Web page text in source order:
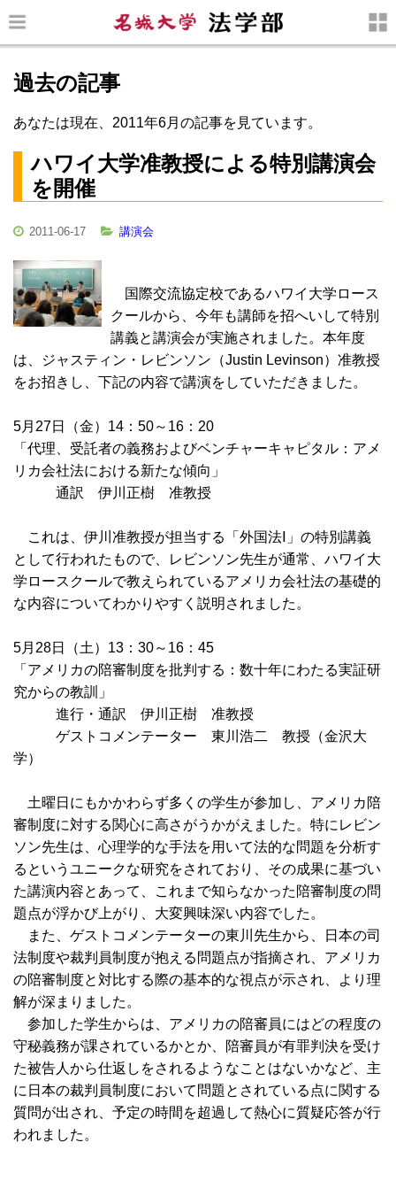
過去の記事
あなたは現在、2011年6月の記事を見ています。
ハワイ大学准教授による特別講演会
を開催
2011-06-17 講演会
国際交流協定校であるハワイ大学ロース
クールから、今年も講師を招へいして特別
講義と講演会が実施されました。本年度
は、ジャスティン・レビンソン（Justin Levinson）准教授
をお招きし、下記の内容で講演をしていただきました。
5月27日（金）14：50～16：20
「代理、受託者の義務およびベンチャーキャピタル：アメ
リカ会社法における新たな傾向」
通訳 伊川正樹 准教授
これは、伊川准教授が担当する「外国法Ⅰ」の特別講義
として行われたもので、レビンソン先生が通常、ハワイ大
学ロースクールで教えられているアメリカ会社法の基礎的
な内容についてわかりやすく説明されました。
5月28日（土）13：30～16：45
「アメリカの陪審制度を批判する：数十年にわたる実証研
究からの教訓」
進行・通訳 伊川正樹 准教授
ゲストコメンテーター 東川浩二 教授（金沢大
学）
土曜日にもかかわらず多くの学生が参加し、アメリカ陪
審制度に対する関心に高さがうかがえました。特にレビン
ソン先生は、心理学的な手法を用いて法的な問題を分析す
るというユニークな研究をされており、その成果に基づい
た講演内容とあって、これまで知らなかった陪審制度の問
題点が浮かび上がり、大変興味深い内容でした。
また、ゲストコメンテーターの東川先生から、日本の司
法制度や裁判員制度が抱える問題点が指摘され、アメリカ
の陪審制度と対比する際の基本的な視点が示され、より理
解が深まりました。
参加した学生からは、アメリカの陪審員にはどの程度の
守秘義務が課されているかとか、陪審員が有罪判決を受け
た被告人から仕返しをされるようなことはないかなど、主
に日本の裁判員制度において問題とされている点に関する
質問が出され、予定の時間を超過して熱心に質疑応答が行
われました。